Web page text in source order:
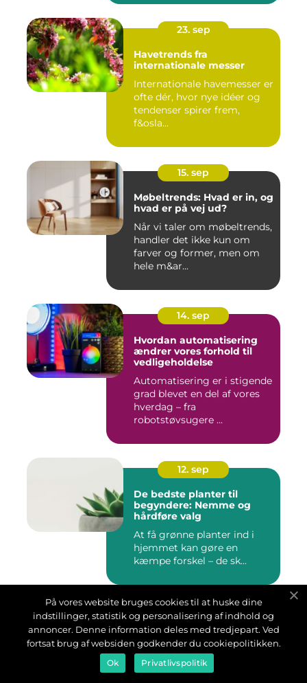
23. sep
Havetrends fra
internationale messer
Internationale havemesser er
ofte dér, hvor nye idéer og
tendenser spirer frem,
f&osla...
15. sep
Møbeltrends: Hvad er in, og
hvad er på vej ud?
Når vi taler om møbeltrends,
handler det ikke kun om
farver og former, men om
hele m&ar...
14. sep
Hvordan automatisering
ændrer vores forhold til
vedligeholdelse
Automatisering er i stigende
grad blevet en del af vores
hverdag – fra
robotstøvsugere ...
12. sep
De bedste planter til
begyndere: Nemme og
hårdføre valg
At få grønne planter ind i
hjemmet kan gøre en
kæmpe forskel – de sk...
11. sep
Historien om
vedligeholdelsesstandarde
r gennem tiden
Hvordan holder man
På vores website bruges cookies til at huske dine
indstillinger, statistik og personalisering af indhold og
annoncer. Denne information deles med tredjepart. Ved
fortsat brug af websiden godkender du cookiepolitikken.
Ok Privatlivspolitik